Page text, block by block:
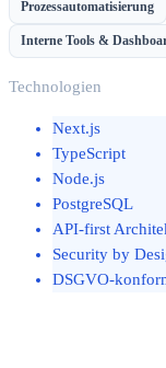
Prozessautomatisierung
Interne Tools &
Technologien
Next.js
TypeScript
Node.js
PostgreSQL
API-first
Security by
DSGVO-